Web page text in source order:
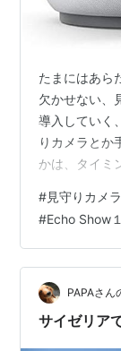
たまにはあら
欠かせない、
導入していく
りカメラとか
かは、タイミ
なもの、ムキ
いにもタイミ
できました。
◎Echo Show
ット ◎パナ見
ラのメリッ
#見守りカメラ
#Echo Show
PAPAさん
サイゼリア